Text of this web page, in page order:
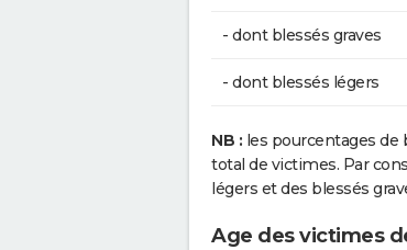
- dont blessés graves
- dont blessés légers
NB : les pourcentages
total de victimes. Par
légers et des blessés
Age des victimes